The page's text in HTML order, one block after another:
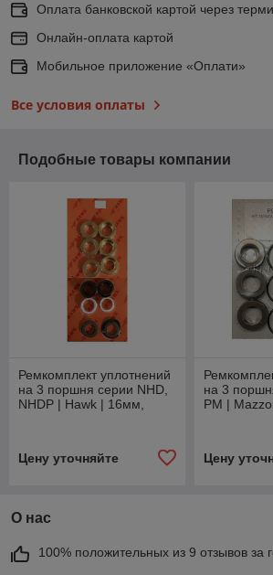
Оплата банковской картой через
Онлайн-оплата картой
Мобильное приложение «Оплати»
Все условия оплаты
Подобные товары компании
Ремкомплект уплотнений
на 3 поршня серии NHD,
NHDP | Hawk | 16мм,
Цену уточняйте
на 3
PM |
Цену
О нас
100% положительных из 9 отзывов за